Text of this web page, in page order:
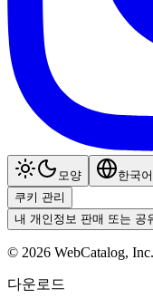
모양
한국어
쿠키 관리
내 개인정보 판매 또는 공
© 2026 WebCatalog, Inc.
다운로드